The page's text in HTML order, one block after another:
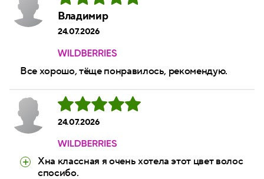
Владимир
24.07.2026
Все хорошо, тёще понравилось, рекомендую.
24.07.2026
Хна классная я очень хотела этот цвет волос
спосибо.